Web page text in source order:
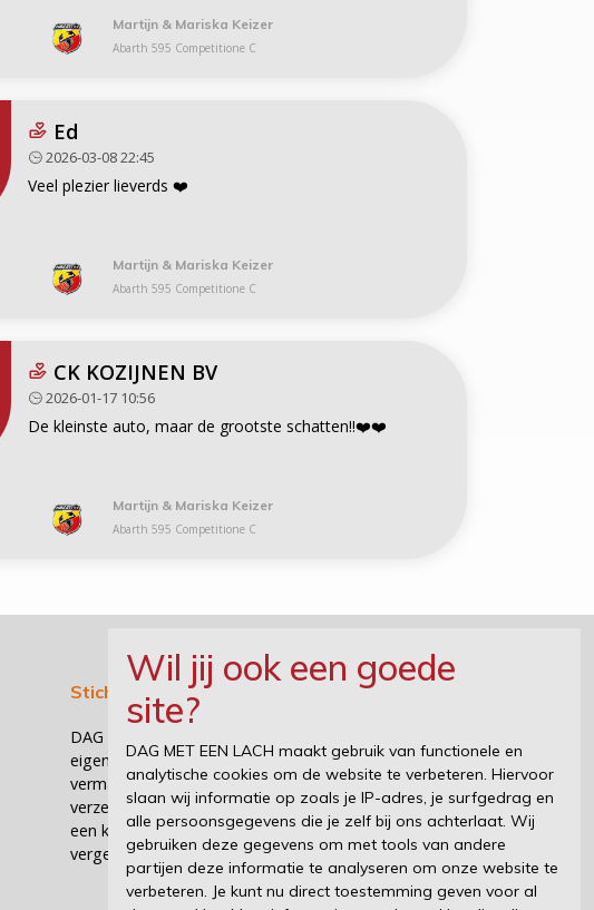
Martijn & Mariska Keizer
Abarth 595 Competitione C
Ed
2026-03-08 22:45
Veel plezier lieverds ❤️
Martijn & Mariska Keizer
Abarth 595 Competitione C
CK KOZIJNEN BV
2026-01-17 10:56
De kleinste auto, maar de grootste schatten!!❤️❤️
Martijn & Mariska Keizer
Abarth 595 Competitione C
Wil jij ook een goede
site?
DAG MET EEN LACH maakt gebruik van functionele en
analytische cookies om de website te verbeteren. Hiervoor
slaan wij informatie op zoals je IP-adres, je surfgedrag en
alle persoonsgegevens die je zelf bij ons achterlaat. Wij
gebruiken deze gegevens om met tools van andere
partijen deze informatie te analyseren om onze website te
verbeteren. Je kunt nu direct toestemming geven voor al
Stichting DAG MET EEN LACH
DAG MET EEN LACH organiseert, samen met de
eigenaren van supercars en sportauto's, heerlijke en
vermakelijke events voor kinderen die wel een
verzetje kunnen gebruiken. Wat is er nu mooier dan
een kind te zien lachen en even zijn zorgen te laten
vergeten?